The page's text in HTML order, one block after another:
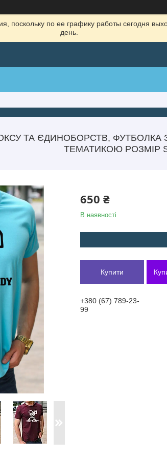
поскольку по ее графику работы сегодня
день.
ТА ЄДИНОБОРСТВ,
ТЕМАТИКОЮ РОЗМІР
650 ₴
В наявності
Купити
+380 (67) 789-23-
99